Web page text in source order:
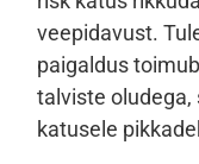
veepidavust.
paigaldus
talviste oludega,
katusele